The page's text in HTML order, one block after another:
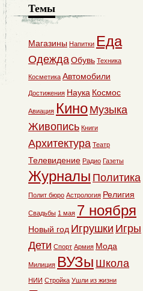
Темы
Магазины Напитки Еда
ОдеждаОбувь Техника
Косметика Автомобили
Достижения Наука Космос
Авиация Кино Музыка
Живопись Книги
Архитектура Театр
Телевидение Радио Газеты
Журналы Политика
Полит бюро Астрология Религия
Свадьбы 1 мая 7 ноября
Новый год Игрушки Игры
Дети Спорт Армия Мода
Милиция ВУЗы Школа
НИИ Стройка Ушли из жизни